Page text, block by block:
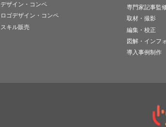
デザイン・コンペ
ロゴデザイン・コンペ
スキル販売
専門家記事監
取材・撮影
編集・校正
図解・インフ
導入事例制作